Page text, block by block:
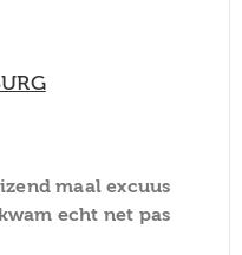
maal excuus
echt net pas